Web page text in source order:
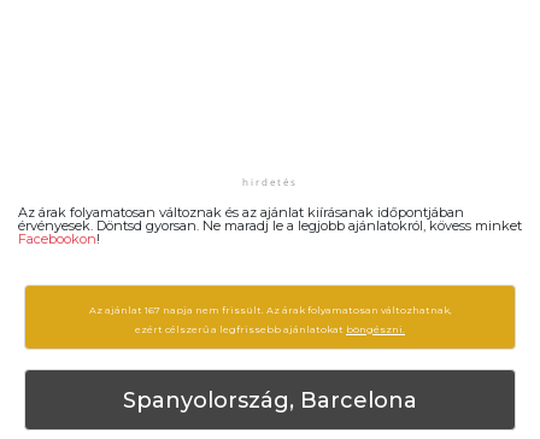
Az árak folyamatosan változnak és az ajánlat kiírásanak időpontjában
érvényesek. Döntsd gyorsan. Ne maradj le a legjobb ajánlatokról, kövess minket
Facebookon!
Az ajánlat 167 napja nem frissült. Az árak folyamatosan változhatnak,
ezért célszerű a legfrissebb ajánlatokat böngészni.
Spanyolország, Barcelona